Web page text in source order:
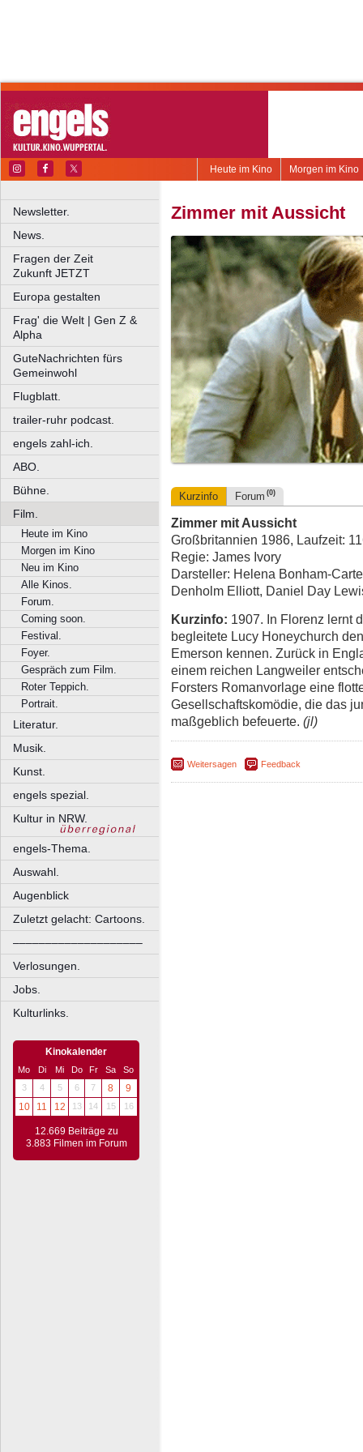
Morgen im Kino
Heute im Kino
Newsletter.
News.
Fragen der Zeit
Zukunft JETZT
Europa gestalten
Frag' die Welt | Gen Z &
Alpha
GuteNachrichten fürs
Gemeinwohl
Flugblatt.
trailer-ruhr podcast.
engels zahl-ich.
ABO.
Bühne.
Film.
Heute im Kino
Morgen im Kino
Neu im Kino
Alle Kinos.
Forum.
Coming soon.
Festival.
Foyer.
Gespräch zum Film.
Roter Teppich.
Portrait.
Literatur.
Musik.
Kunst.
engels spezial.
Kultur in NRW.
engels-Thema.
Auswahl.
Augenblick
Zuletzt gelacht: Cartoons.
––––––––––––––––––––
Verlosungen.
Jobs.
Kulturlinks.
Kinokalender
Mo Di Mi Do Fr Sa
So
3
4 5 6 7 8
9
10
11 12 13 14 15 16
12.669 Beiträge zu
3.883 Filmen im Forum
Zimmer mit Aussicht
Kurzinfo Forum (0)
Zimmer mit Aussicht
Großbritannien 1986, Laufzeit:
Regie: James Ivory
Darsteller: Helena Bonham-
Denholm Elliott, Daniel Day
Kurzinfo: 1907. In Florenz lernt
begleitete Lucy Honeychurch
Emerson kennen. Zurück in
einem reichen Langweiler
Forsters Romanvorlage eine
Gesellschaftskomödie, die das
maßgeblich befeuerte. (jl)
Weitersagen Feedback